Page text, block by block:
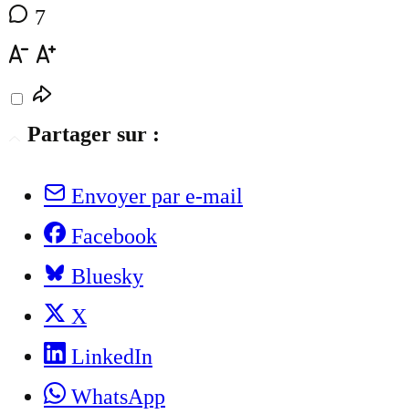
7
Partager sur :
Envoyer par e-mail
Facebook
Bluesky
X
LinkedIn
WhatsApp